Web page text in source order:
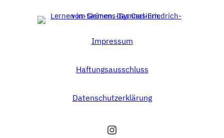
Impressum
Haftungsausschluss
Datenschutzerklärung
Instagram